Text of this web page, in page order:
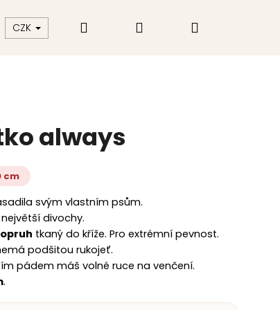
Hodnocení obchodu
CZK Hledat PřihlášeníNákupní
always
cm
svým vlastním psům.
divochy.
tkaný do kříže. Pro extrémní pevnost.
podšitou rukojeť.
pádem máš volné ruce na venčení.
.